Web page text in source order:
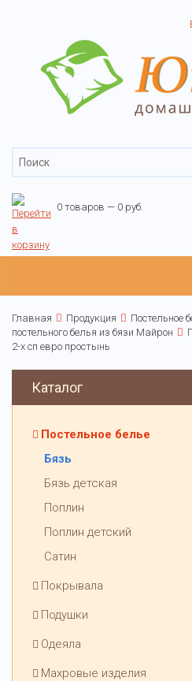
0 товаров — 0 руб.
Главная Продукция Постельное
постельного белья из бязи Майрон
2-х сп евро простынь
Каталог
Постельное белье
Бязь
Бязь детская
Поплин
Поплин детский
Сатин
Покрывала
Подушки
Одеяла
Махровые изделия